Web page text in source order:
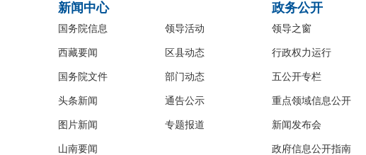
新闻中心
国务院信息
西藏要闻
国务院文件
头条新闻
图片新闻
山南要闻
领导活动
区县动态
部门动态
通告公示
专题报道
政务公开
领导之窗
行政权力运行
五公开专栏
重点领域信息公开
新闻发布会
政府信息公开指南